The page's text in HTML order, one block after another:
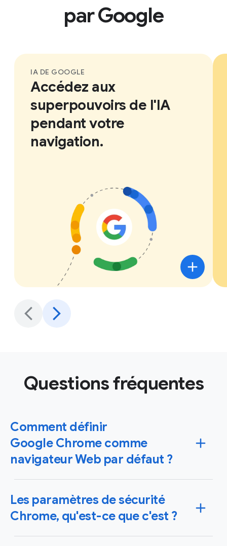
parGoogle
IA DE GOOGLE
Accédez aux
superpouvoirs de l'IA
pendant votre
navigation.
Questions fréquentes
Comment définir
Google Chrome comme
navigateur Web par défaut ?
navigateur par défaut sur les systèmes d'exploitation
Windows et Mac, mais aussi sur vos appareils iPhone,
iPad ou Android. Dans ce cas, les liens sur lesquels
vous cliquez s'ouvrent automatiquement dans
Les paramètres de sécurité
Chrome, qu'est-ce que c'est ?